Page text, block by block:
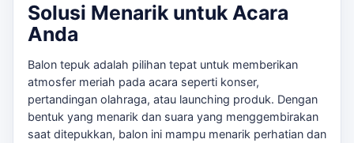
Solusi Menarik untuk Acara
Anda
Balon tepuk adalah pilihan tepat untuk memberikan
atmosfer meriah pada acara seperti konser,
pertandingan olahraga, atau launching produk. Dengan
bentuk yang menarik dan suara yang menggembirakan
saat ditepukkan, balon ini mampu menarik perhatian dan